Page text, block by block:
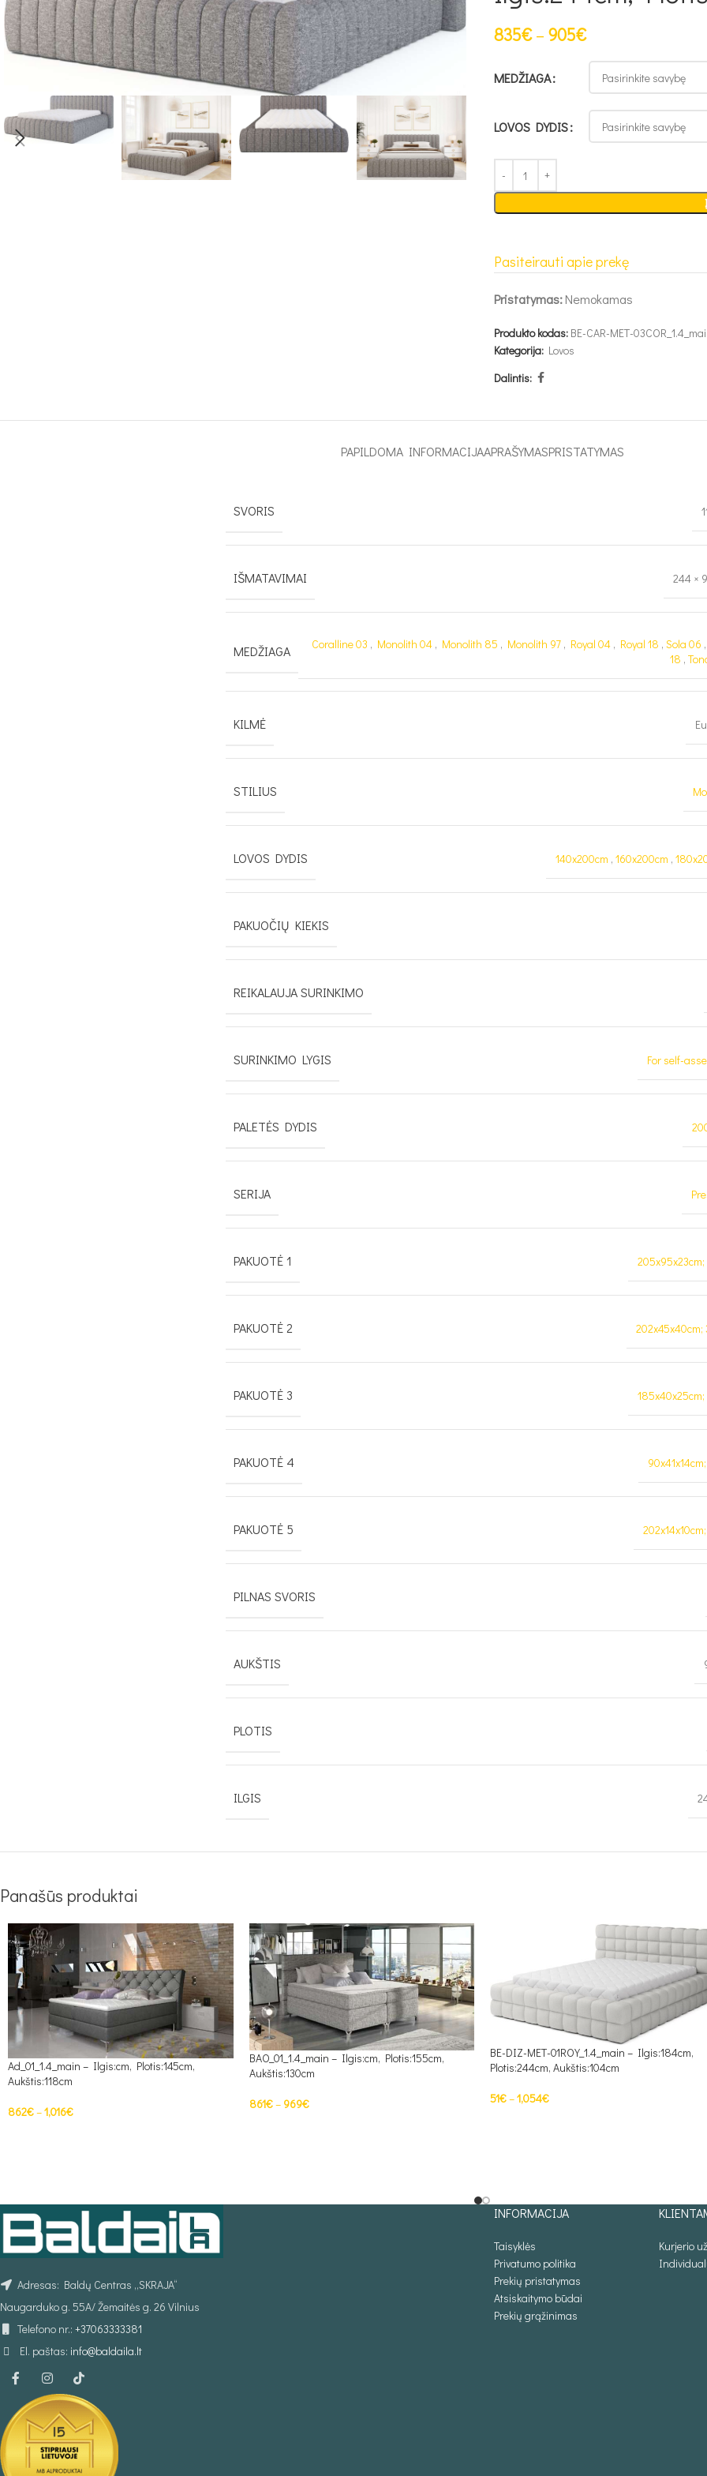
835€ – 905€
MEDŽIAGA
LOVOS DYDIS
Pasiteirauti apie prekę
Pristatymas:Nemokamas
Produkto kodas: BE-CAR-MET-
Kategorija: Lovos
Dalintis:
PAPILDOMA INFORMACIJAAPRAŠYMASPRISTATYMAS
SVORIS
IŠMATAVIMAI 244 ×
MEDŽIAGA Coralline 03 , Monolith 04 , Monolith 85 , Monolith 97 , Royal 04 , Royal 18 , Sola 06 ,
18 ,
KILMĖ
STILIUS
LOVOS DYDIS 140x200cm , 160x200cm ,
PAKUOČIŲ KIEKIS
REIKALAUJA SURINKIMO
SURINKIMO LYGIS For self-
PALETĖS DYDIS
SERIJA
PAKUOTĖ 1 205x95x23cm;
PAKUOTĖ 2 202x45x40cm;
PAKUOTĖ 3 185x40x25cm;
PAKUOTĖ 4
PAKUOTĖ 5
PILNAS SVORIS
AUKŠTIS
PLOTIS
ILGIS
Panašūs produktai
Ad_01_1.4_main – Ilgis:cm, Plotis:145cm,
Aukštis:118cm
862€–1,016€
BAO_01_1.4_main – Ilgis:cm, Plotis:155cm,
Aukštis:130cm
861€– 969€
BE-DIZ-MET-01ROY_1.4_main – Ilgis:184cm,
Plotis:244cm, Aukštis:104cm
51€–1,054€
Adresas: Baldų Centras „SKRAJA“
Naugarduko g. 55A/ Žemaitės g. 26 Vilnius
Telefono nr.: +37063333381
El. paštas: info@baldaila.lt
INFORMACIJA
Taisyklės
Privatumo politika
Prekių pristatymas
Atsiskaitymo būdai
Prekių grąžinimas
Kurjerio